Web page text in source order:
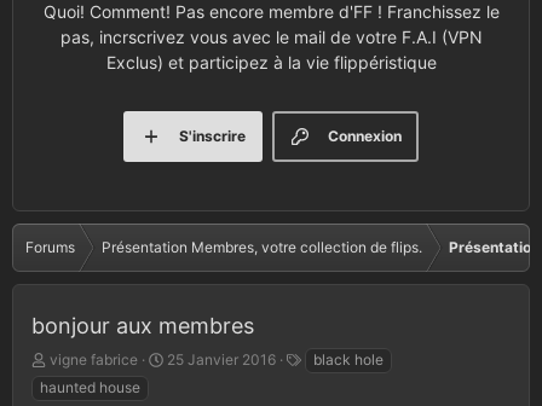
Quoi! Comment! Pas encore membre d'FF ! Franchissez le
pas, incrscrivez vous avec le mail de votre F.A.I (VPN
Exclus) et participez à la vie flippéristique
Connexion
S'inscrire
Forums Présentation Membres, votre collection de flips.
bonjour aux membres
A
u
t
vigne fabrice
D
25 Janvier 2016
black hole
haunted house